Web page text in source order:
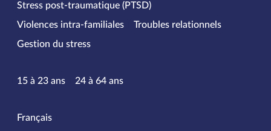
Stress post-traumatique (PTSD)
Violences intra-familiales
Troubles relationnels
Gestion du stress
Tranches d’âge
15 à 23 ans 24 à 64 ans
Langues parlées
Français